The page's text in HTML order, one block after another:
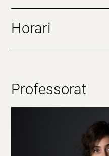
Horari
Professorat